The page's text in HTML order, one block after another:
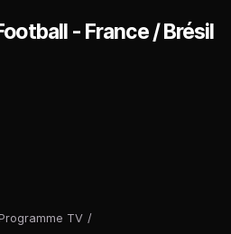
TV /
- France / Brésil